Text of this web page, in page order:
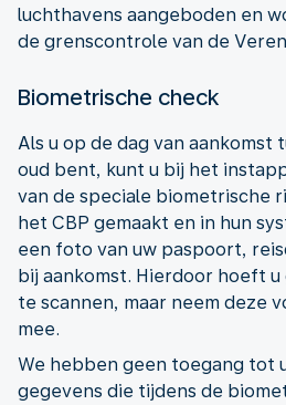
luchthavens aangeboden en
de grenscontrole van de
Biometrische check
Als u op de dag van aankomst
oud bent, kunt u bij het
van de speciale biometrische
het CBP gemaakt en in hun
een foto van uw paspoort,
bij aankomst. Hierdoor hoeft
te scannen, maar neem deze
mee.
We hebben geen toegang tot
gegevens die tijdens de